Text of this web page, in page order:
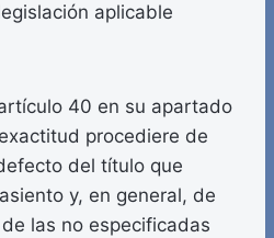
aplicable
40 en su apartado
procediere de
del título que
y, en general, de
las no especificadas